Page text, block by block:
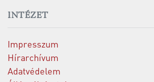
INTÉZET
Impresszum
Hírarchívum
Adatvédelem